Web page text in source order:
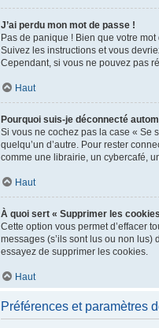
J’ai perdu mon mot de passe !
Pas de panique ! Bien que votre
Suivez les instructions et vous
Cependant, si vous ne pouvez pas
Haut
Pourquoi suis-je déconnecté
Si vous ne cochez pas la case « Se
quelqu’un d’autre. Pour rester
comme une librairie, un cybercafé,
Haut
À quoi sert « Supprimer les
Cette option vous permet d’effacer
messages (s’ils sont lus ou non
essayez de supprimer les cookies.
Haut
Préférences et paramètres